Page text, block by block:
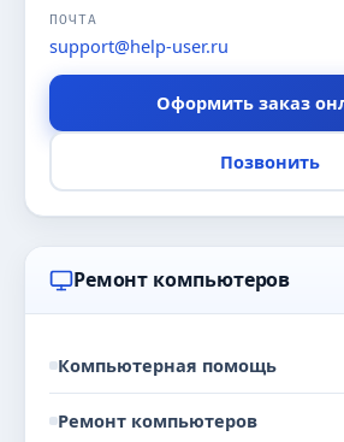
ПОЧТА
support@help-user.ru
Оформить заказ
Позвонить
Ремонт компьютеров
Компьютерная помощь
Ремонт компьютеров